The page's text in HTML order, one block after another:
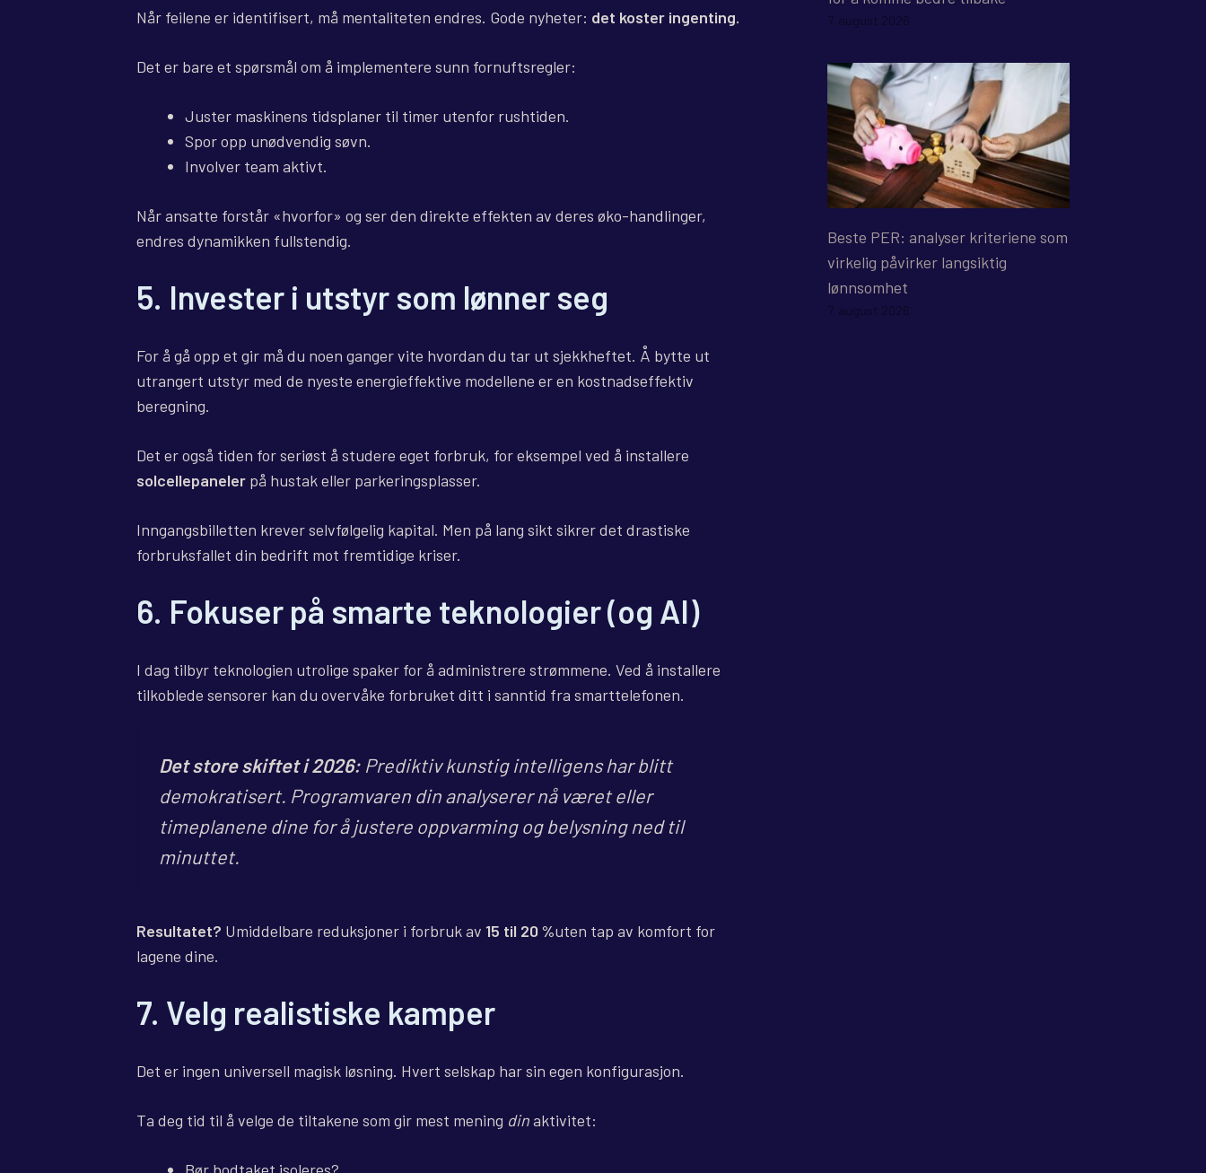
Når feilene er identifisert, må mentaliteten endres. Gode ​​nyheter: det koster ingenting.
Det er bare et spørsmål om å implementere sunn fornuftsregler:
Juster maskinens tidsplaner til timer utenfor rushtiden.
Spor opp unødvendig søvn.
Involver team aktivt.
Når ansatte forstår «hvorfor» og ser den direkte effekten av deres øko-handlinger,
endres dynamikken fullstendig.
5. Invester i utstyr som lønner seg
For å gå opp et gir må du noen ganger vite hvordan du tar ut sjekkheftet. Å bytte ut
utrangert utstyr med de nyeste energieffektive modellene er en kostnadseffektiv
beregning.
Det er også tiden for seriøst å studere eget forbruk, for eksempel ved å installere
solcellepaneler på hustak eller parkeringsplasser.
Inngangsbilletten krever selvfølgelig kapital. Men på lang sikt sikrer det drastiske
forbruksfallet din bedrift mot fremtidige kriser.
6. Fokuser på smarte teknologier (og AI)
I dag tilbyr teknologien utrolige spaker for å administrere strømmene. Ved å installere
tilkoblede sensorer kan du overvåke forbruket ditt i sanntid fra smarttelefonen.
Det store skiftet i 2026: Prediktiv kunstig intelligens har blitt
demokratisert. Programvaren din analyserer nå været eller
timeplanene dine for å justere oppvarming og belysning ned til
minuttet.
Resultatet? Umiddelbare reduksjoner i forbruk av 15 til 20 %uten tap av komfort for
lagene dine.
7. Velg realistiske kamper
Det er ingen universell magisk løsning. Hvert selskap har sin egen konfigurasjon.
Ta deg tid til å velge de tiltakene som gir mest mening dinaktivitet:
7. august 2026
Beste PER: analyser kriteriene som
virkelig påvirker langsiktig
lønnsomhet
7. august 2026